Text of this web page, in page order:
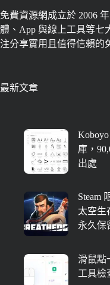
免費資源網成立於 2006
體、App 與線上工具等七
注分享實用且值得信賴的
最新文章
庫，
出處
Steam
太空生
永久保
滑鼠點
工具檢